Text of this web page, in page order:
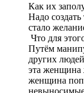
Как их
Надо
стало
Что для
Путём
других
эта женщина
женщина